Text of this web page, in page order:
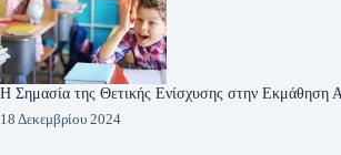
Η Σημασία της Θετικής Ενίσχυσης στην Εκμάθηση
18 Δεκεμβρίου 2024